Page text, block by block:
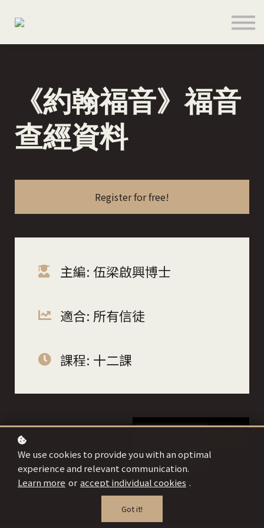
聯絡
註册
語言
奉獻支持
《約翰福音》福音
查經資料
Register for free!
主編: 伍梁啟興博士
適合: 所有信徒
課程: 十二課
We use cookies to provide you with an optimal
experience and relevant communication.
Learn more or accept individual cookies .
Got it!